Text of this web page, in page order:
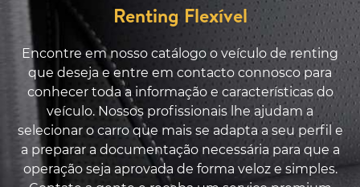
Renting Flexível
Encontre em nosso catálogo o veículo de renting
que deseja e entre em contacto connosco para
conhecer toda a informação e características do
veículo. Nossos profissionais lhe ajudam a
selecionar o carro que mais se adapta a seu perfil e
a preparar a documentação necessária para que a
operação seja aprovada de forma veloz e simples.